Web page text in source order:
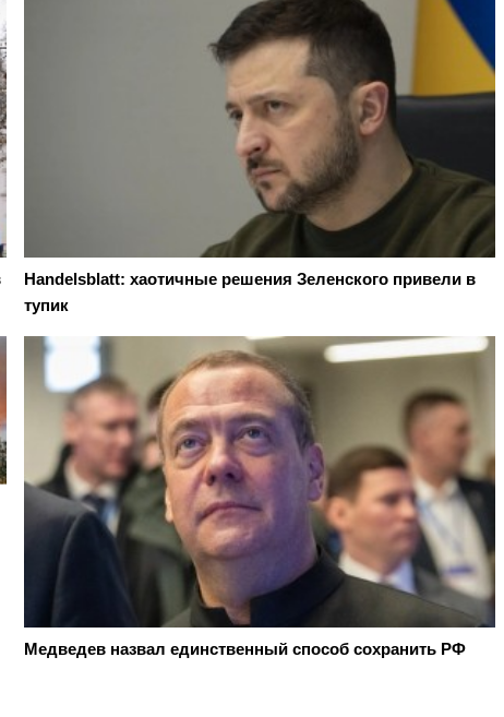
Handelsblatt: хаотичные решения Зеленского привели в
тупик
Медведев назвал единственный способ сохранить РФ